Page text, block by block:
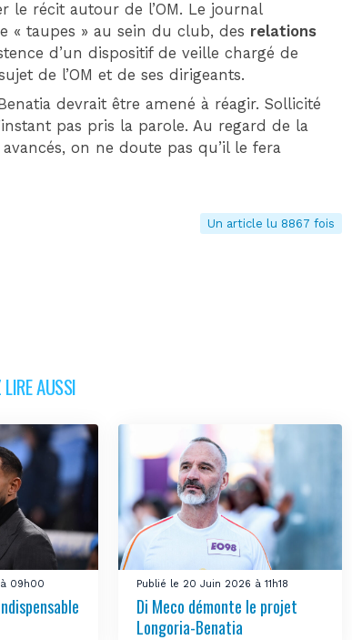
récit autour de l’OM. Le journal
« taupes » au sein du club, des relations
d’un dispositif de veille chargé de
de l’OM et de ses dirigeants.
devrait être amené à réagir. Sollicité
pas pris la parole. Au regard de la
on ne doute pas qu’il le fera
Un article lu 8867 fois
AUSSI
à 09h00 Publié le 20 Juin 2026 à 11h18
Di Meco démonte le projet
Longoria-Benatia